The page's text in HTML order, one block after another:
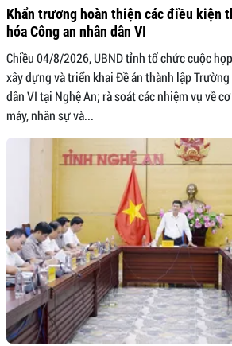
Khẩn trương hoàn thiện các điều kiện
hóa Công an nhân dân VI
Chiều 04/8/2026, UBND tỉnh tổ chức cuộc
xây dựng và triển khai Đề án thành lập Trường
dân VI tại Nghệ An; rà soát các nhiệm vụ về
máy, nhân sự và...